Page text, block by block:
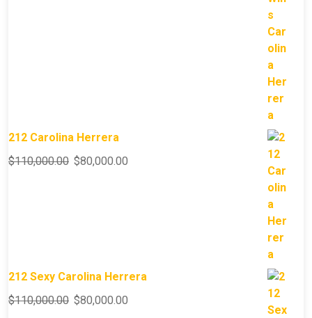
212 Carolina Herrera
$110,000.00 $80,000.00
212 Sexy Carolina Herrera
$110,000.00 $80,000.00